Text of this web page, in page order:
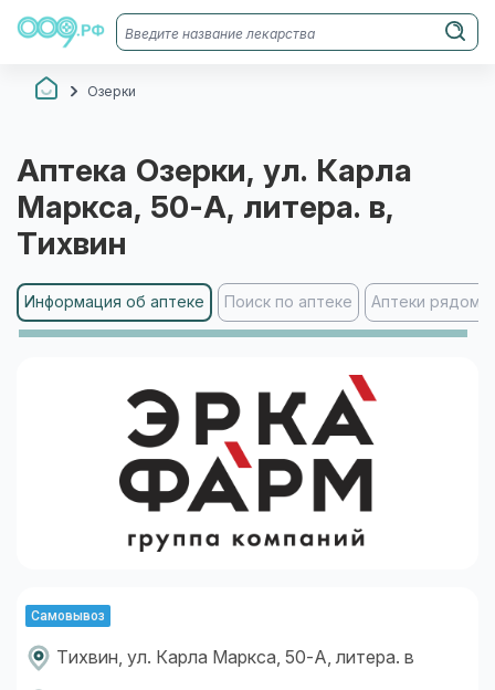
Озерки
Аптека Озерки, ул. Карла
Маркса, 50-А, литера. в,
Тихвин
Информация об аптеке Поиск по аптеке Аптеки рядом
Самовывоз
Тихвин, ул. Карла Маркса, 50-А, литера. в